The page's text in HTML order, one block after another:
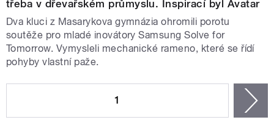
třeba v dřevařském průmyslu. Inspirací byl Avatar
Dva kluci z Masarykova gymnázia ohromili porotu
soutěže pro mladé inovátory Samsung Solve for
Tomorrow. Vymysleli mechanické rameno, které se řídí
pohyby vlastní paže.
1